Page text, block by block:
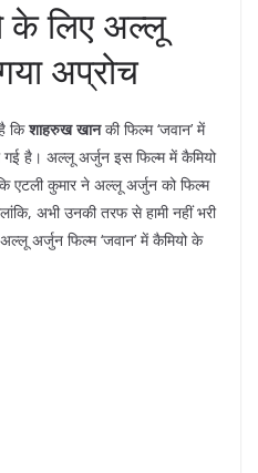
के लिए अल्लू
अप्रोच
है किशाहरुख खानकी फिल्म ‘जवान’ में
गई है। अल्लू अर्जुन इस फिल्म में कैमियो
एटली कुमार ने अल्लू अर्जुन को फिल्म
अभी उनकी तरफ से हामी नहीं भरी
अर्जुन फिल्म ‘जवान’ में कैमियो के